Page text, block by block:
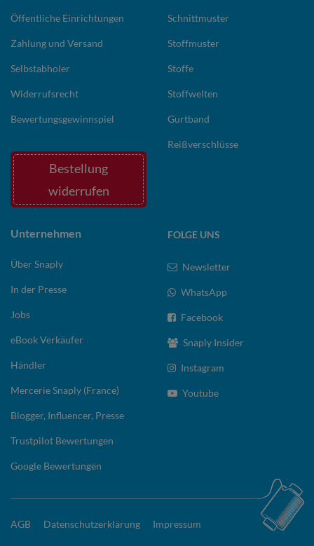
Öffentliche Einrichtungen
Zahlung und Versand
Selbstabholer
Widerrufsrecht
Bewertungsgewinnspiel
Bestellung
widerrufen
Schnittmuster
Stoffmuster
Stoffe
Stoffwelten
Gurtband
Reißverschlüsse
Unternehmen
Über Snaply
In der Presse
Jobs
eBook Verkäufer
Händler
Mercerie Snaply (France)
Blogger, Influencer, Presse
Trustpilot Bewertungen
Google Bewertungen
FOLGE UNS
Newsletter
WhatsApp
Facebook
Snaply Insider
Instagram
Youtube
AGB Datenschutzerklärung Impressum